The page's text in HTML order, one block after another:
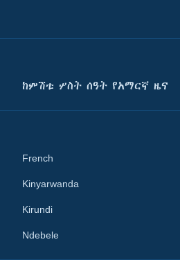
ከምሽቱ ሦስት ሰዓት የአማርኛ ዜና
French
Kinyarwanda
Kirundi
Ndebele